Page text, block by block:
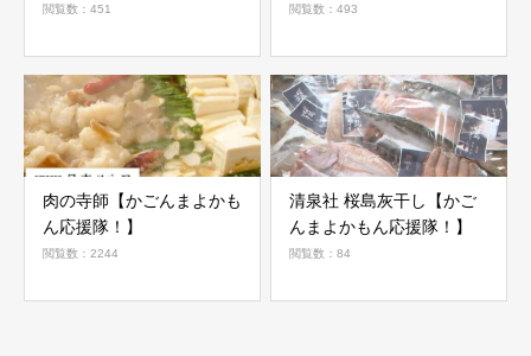
閲覧数：451 閲覧数：493
肉の寺師【かごんまよかも
ん応援隊！】
閲覧数：2244
清泉社 桜島灰干し【かご
んまよかもん応援隊！】
閲覧数：84